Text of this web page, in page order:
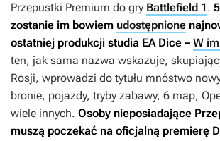
Przepustki Premium do gry Battlefield 1 .
zostanie im bowiem udostępnione
ostatniej produkcji studia EA Dice – W
ten, jak sama nazwa wskazuje,
Rosji, wprowadzi do tytułu mnóstwo
bronie, pojazdy, tryby zabawy, 6 map,
wiele innych. Osoby nieposiadające
muszą poczekać na oficjalną premierę